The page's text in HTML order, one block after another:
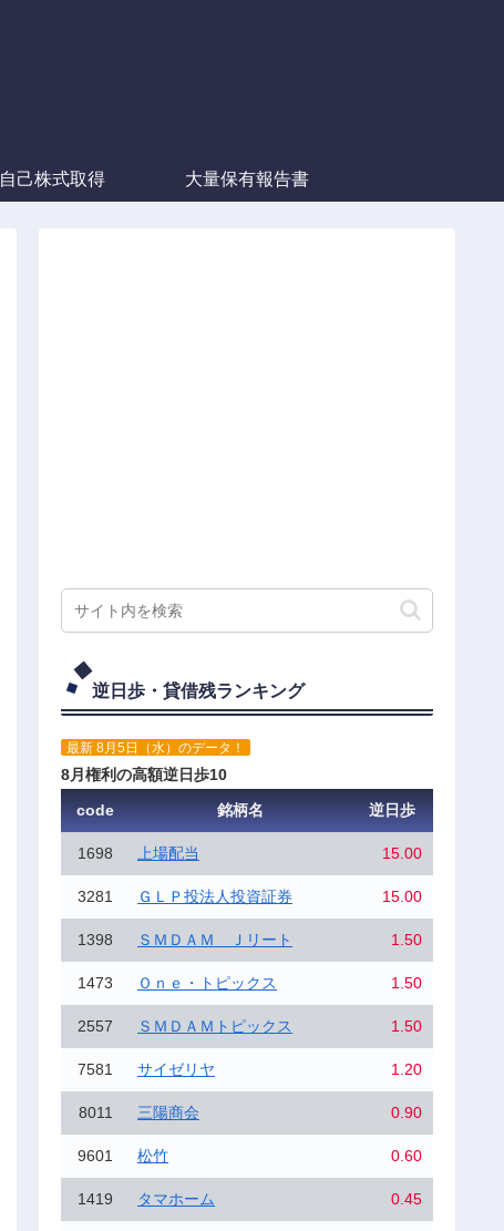
自己株式取得 大量保有報告書
逆日歩・貸借残ランキング
最新 8月5日（水）のデータ！
8月権利の高額逆日歩10
code
銘柄名 逆日歩
1698 上場配当 15.00
3281 ＧＬＰ投法人投資証券 15.00
1398 ＳＭＤＡＭ Ｊリート 1.50
1473 Ｏｎｅ・トピックス 1.50
2557 ＳＭＤＡＭトピックス 1.50
7581 サイゼリヤ 1.20
8011 三陽商会 0.90
9601 松竹 0.60
1419 タマホーム 0.45